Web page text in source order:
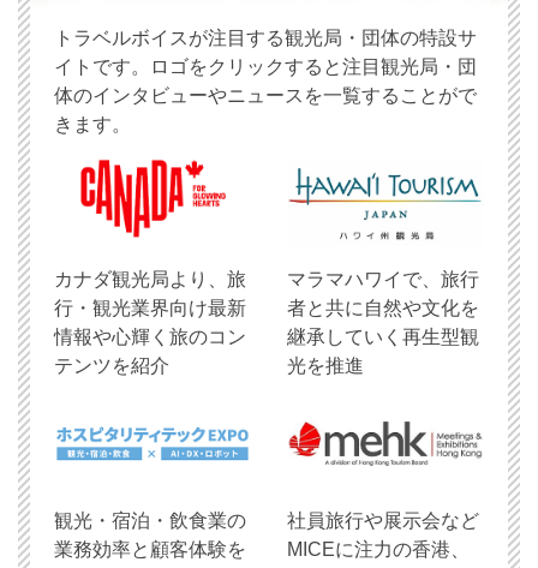
トラベルボイスが注目する観光局・団体の特設サ
イトです。ロゴをクリックすると注目観光局・団
体のインタビューやニュースを一覧することがで
きます。
​カナダ観光局より、旅
行・観光業界向け最新
情報や心輝く旅のコン
テンツを紹介
マラマハワイで、旅行
者と共に自然や文化を
継承していく再生型観
光を推進
観光・宿泊・飲食業の
業務効率と顧客体験を
社員旅行や展示会など
MICEに注力の香港、